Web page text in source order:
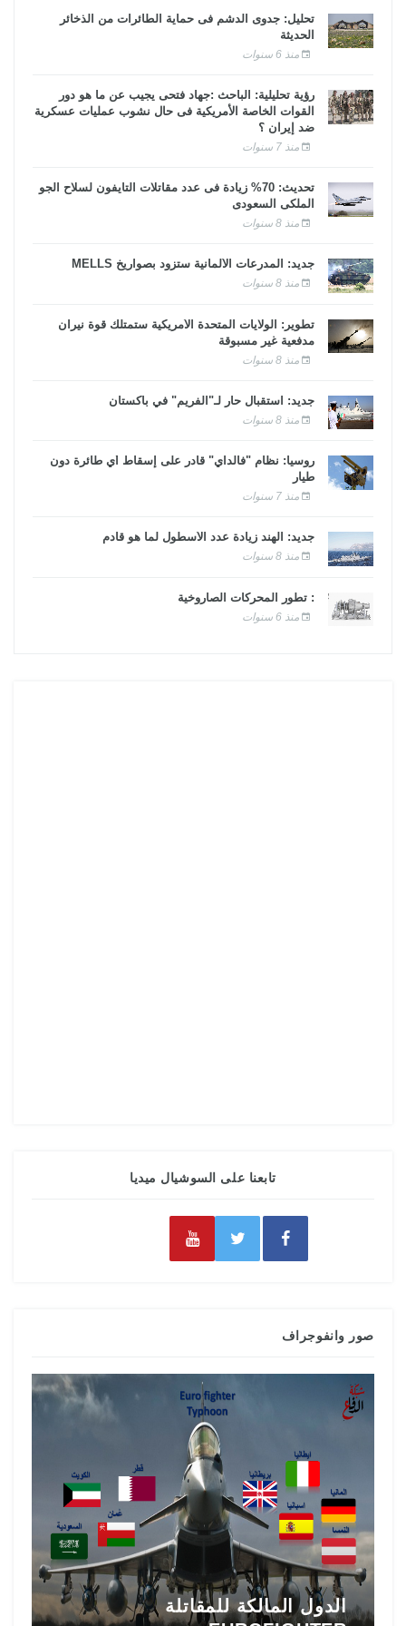
تحليل: جدوى الدشم فى حماية الطائرات من الذخائر
الحديثة
منذ 6 سنوات
رؤية تحليلية: الباحث :جهاد فتحى يجيب عن ما هو دور
القوات الخاصة الأمريكية فى حال نشوب عمليات عسكرية
ضد إيران ؟
منذ 7 سنوات
تحديث: 70% زيادة فى عدد مقاتلات التايفون لسلاح الجو
الملكى السعودى
منذ 8 سنوات
جديد: المدرعات الألمانية ستزود بصواريخ MELLS
منذ 8 سنوات
تطوير: الولايات المتحدة الأمريكية ستمتلك قوة نيران
مدفعية غير مسبوقة
منذ 8 سنوات
جديد: استقبال حار لـ"الفريم" في باكستان
منذ 8 سنوات
روسيا: نظام "فالداي" قادر على إسقاط أي طائرة دون
طيار
منذ 7 سنوات
جديد: الهند زيادة عدد الأسطول لما هو قادم
منذ 8 سنوات
: تطور المحركات الصاروخية
منذ 6 سنوات
تابعنا على السوشيال ميديا
صور وانفوجراف
تاريخ المقاتلة F-16 في الشرق